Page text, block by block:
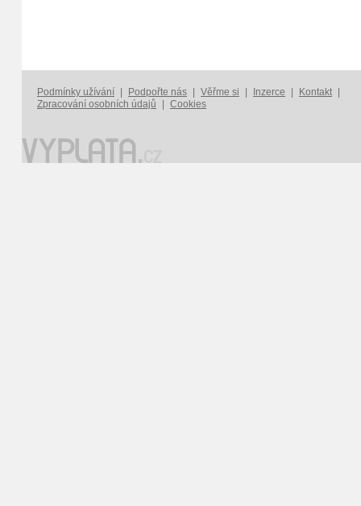
Podmínky užívání Podpořte nás Věřme si Inzerce Kontakt
Zpracování osobních údajů
Cookies